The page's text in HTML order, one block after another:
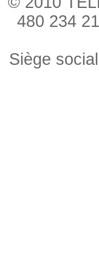
480 234
Siège